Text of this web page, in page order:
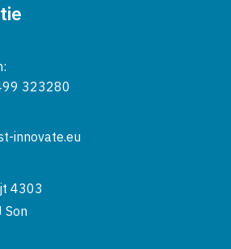
323280
innovate.eu
4303
Son